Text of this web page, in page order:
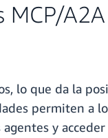
MCP/A2A
lo que da la
permiten a
y